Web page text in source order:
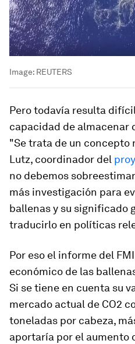
Image: REUTERS
Pero todavía resulta
capacidad de almacenar
"Se trata de un concepto
Lutz, coordinador del
no debemos
más investigación para
ballenas y su significado
traducirlo en políticas
Por eso el informe del
económico de las
Si se tiene en cuenta su
mercado actual de CO2
toneladas por cabeza,
aportaría por el aumento